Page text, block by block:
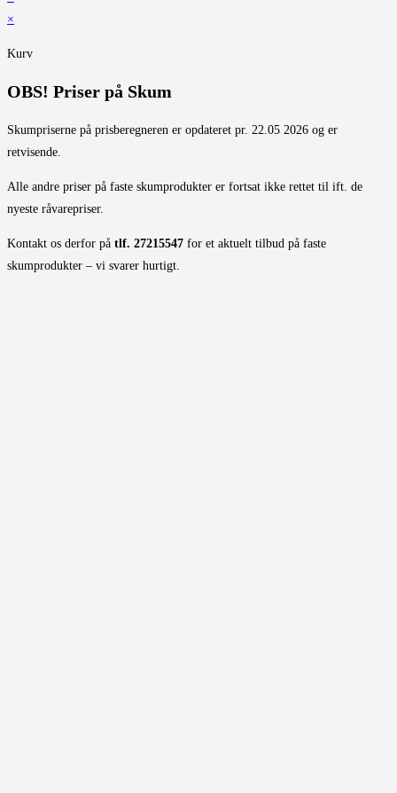
×
Kurv
OBS! Priser på Skum
Skumpriserne på prisberegneren er opdateret pr. 22.05 2026 og er
retvisende.
Alle andre priser på faste skumprodukter er fortsat ikke rettet til ift. de
nyeste råvarepriser.
Kontakt os derfor på tlf. 27215547 for et aktuelt tilbud på faste
skumprodukter – vi svarer hurtigt.